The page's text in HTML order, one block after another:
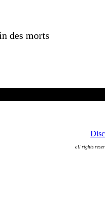
des morts
all rights